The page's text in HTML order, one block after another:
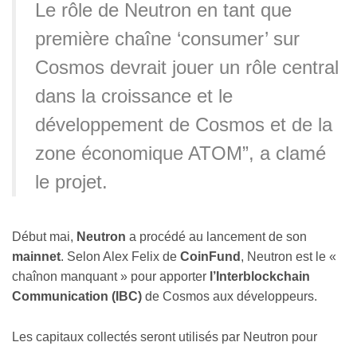
Le rôle de Neutron en tant que
première chaîne ‘consumer’ sur
Cosmos devrait jouer un rôle central
dans la croissance et le
développement de Cosmos et de la
zone économique ATOM”, a clamé
le projet.
Début mai, Neutron a procédé au lancement de son
mainnet. Selon Alex Felix de CoinFund , Neutron est le «
chaînon manquant» pour apporter l’Interblockchain
Communication (IBC) de Cosmos aux développeurs.
Les capitaux collectés seront utilisés par Neutron pour